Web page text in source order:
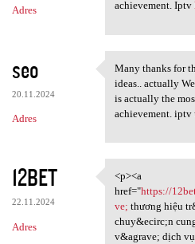
e
t
a
r
Adres
achievement. Iptv
seo
20.11.2024
Adres
Many thanks
Many thanks for
ideas.. actually
is actually the
achievement. iptv
12BET
22.11.2024
Adres
<p><a
<p><a
href="https://
ve; thương hiệu
chuy&ecirc;n
v&agrave; dịch